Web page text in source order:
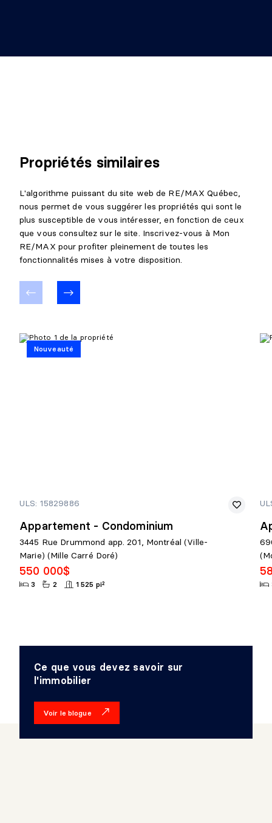
Propriétés similaires
L'algorithme puissant du site web de RE/MAX Québec,
nous permet de vous suggérer les propriétés qui sont le
plus susceptible de vous intéresser, en fonction de ceux
que vous consultez sur le site. Inscrivez-vous à Mon
RE/MAX pour profiter pleinement de toutes les
fonctionnalités mises à votre disposition.
Nouveauté
ULS: 15829886
Appartement - Condominium
3445 Rue Drummond app. 201, Montréal (Ville-
Marie) (Mille Carré Doré)
550 000$
3 2 1 525 pi²
Ce que vous devez savoir sur
l'immobilier
Voir le blogue